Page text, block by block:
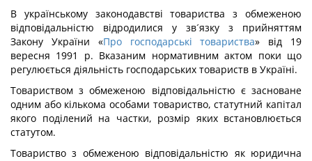
В українському законодавстві товариства з обмеженою
відповідальністю відродилися у зв´язку з прийняттям
Закону України «Про господарські товариства» від 19
вересня 1991 р. Вказаним нормативним актом поки що
регулюється діяльність господарських товариств в Україні.
Товариством з обмеженою відповідальністю є засноване
одним або кількома особами товариство, статутний капітал
якого поділений на частки, розмір яких встановлюється
статутом.
Товариство з обмеженою відповідальністю як юридична